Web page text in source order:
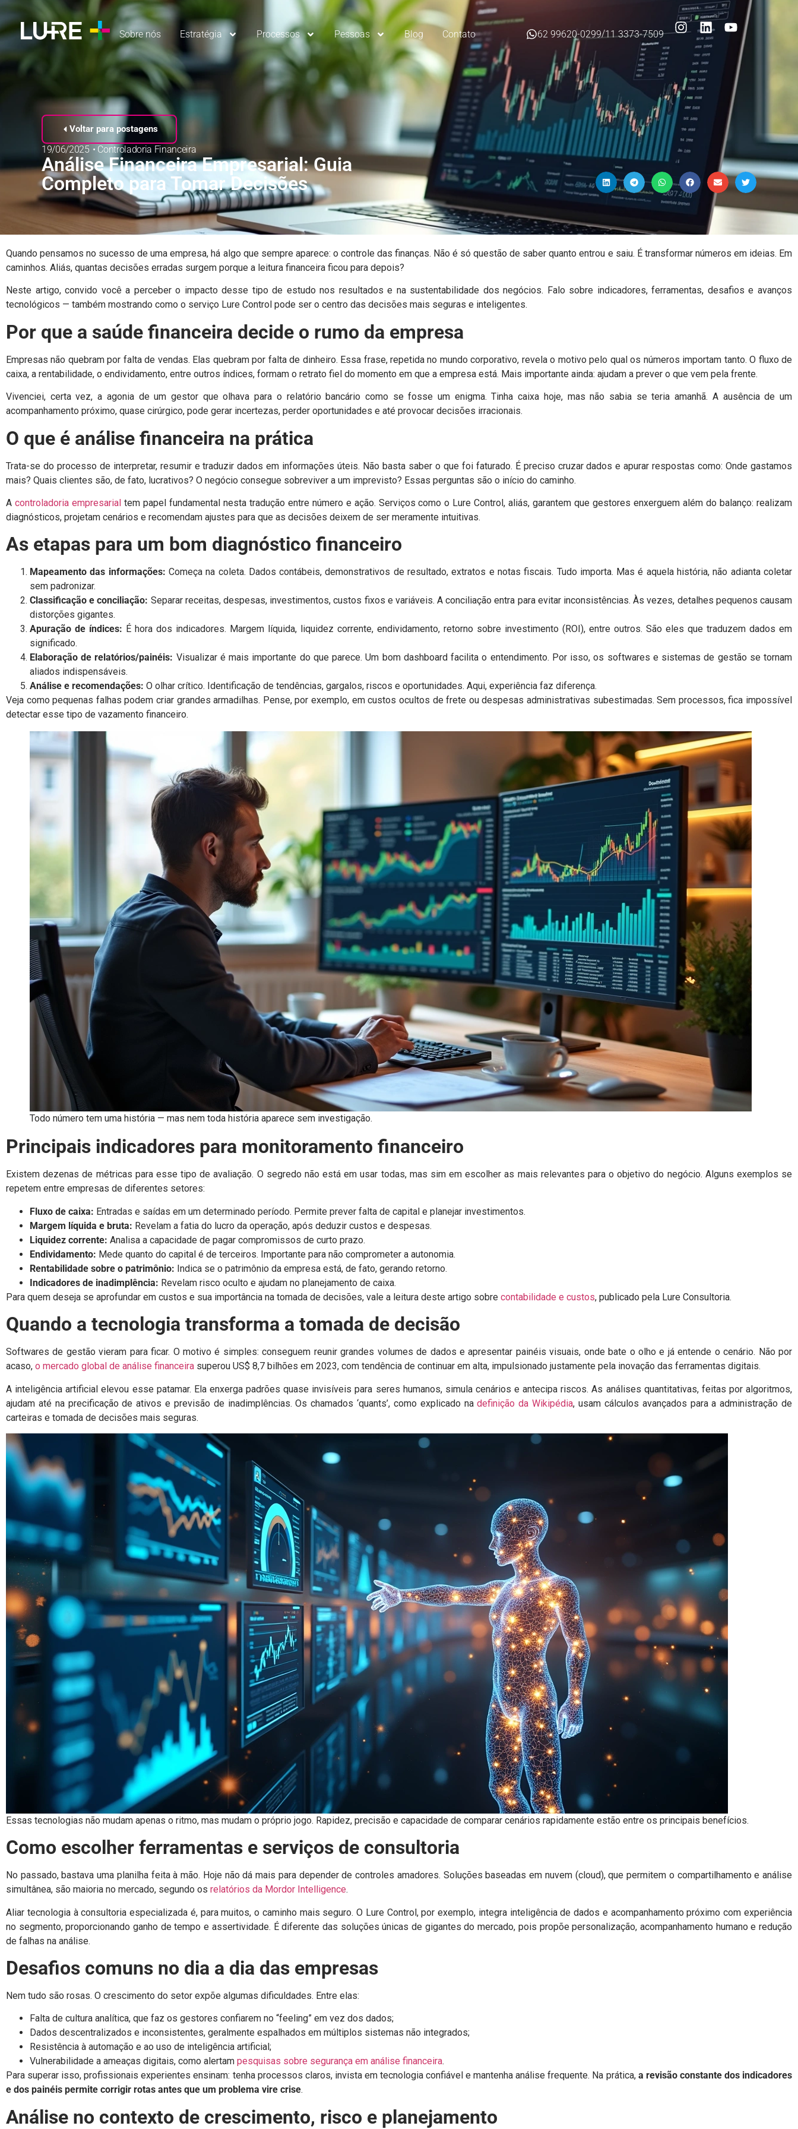
Sobre nós Estratégia Processos Pessoas Blog Contato 62 99620-0299/11 3373-7509
Voltar para postagens
19/06/2025 • Controladoria Financeira
Análise Financeira Empresarial: Guia
Completo para Tomar Decisões
Quando pensamos no sucesso de uma empresa, há algo que sempre aparece: o controle das finanças. Não é só questão de saber quanto entrou e saiu. É transformar números em ideias. Em
caminhos. Aliás, quantas decisões erradas surgem porque a leitura financeira ficou para depois?
Neste artigo, convido você a perceber o impacto desse tipo de estudo nos resultados e na sustentabilidade dos negócios. Falo sobre indicadores, ferramentas, desafios e avanços
tecnológicos — também mostrando como o serviço Lure Control pode ser o centro das decisões mais seguras e inteligentes.
Por que a saúde financeira decide o rumo da empresa
Empresas não quebram por falta de vendas. Elas quebram por falta de dinheiro. Essa frase, repetida no mundo corporativo, revela o motivo pelo qual os números importam tanto. O fluxo de
caixa, a rentabilidade, o endividamento, entre outros índices, formam o retrato fiel do momento em que a empresa está. Mais importante ainda: ajudam a prever o que vem pela frente.
Vivenciei, certa vez, a agonia de um gestor que olhava para o relatório bancário como se fosse um enigma. Tinha caixa hoje, mas não sabia se teria amanhã. A ausência de um
acompanhamento próximo, quase cirúrgico, pode gerar incertezas, perder oportunidades e até provocar decisões irracionais.
O que é análise financeira na prática
Trata-se do processo de interpretar, resumir e traduzir dados em informações úteis. Não basta saber o que foi faturado. É preciso cruzar dados e apurar respostas como: Onde gastamos
mais? Quais clientes são, de fato, lucrativos? O negócio consegue sobreviver a um imprevisto? Essas perguntas são o início do caminho.
A controladoria empresarialtem papel fundamental nesta tradução entre número e ação. Serviços como o Lure Control, aliás, garantem que gestores enxerguem além do balanço: realizam
diagnósticos, projetam cenários e recomendam ajustes para que as decisões deixem de ser meramente intuitivas.
As etapas para um bom diagnóstico financeiro
Mapeamento das informações: Começa na coleta. Dados contábeis, demonstrativos de resultado, extratos e notas fiscais. Tudo importa. Mas é aquela história, não adianta coletar
sem padronizar.
Classificação e conciliação: Separar receitas, despesas, investimentos, custos fixos e variáveis. A conciliação entra para evitar inconsistências. Às vezes, detalhes pequenos causam
distorções gigantes.
Apuração de índices: É hora dos indicadores. Margem líquida, liquidez corrente, endividamento, retorno sobre investimento (ROI), entre outros. São eles que traduzem dados em
significado.
Elaboração de relatórios/painéis: Visualizar é mais importante do que parece. Um bom dashboard facilita o entendimento. Por isso, os softwares e sistemas de gestão se tornam
aliados indispensáveis.
Análise e recomendações: O olhar crítico. Identificação de tendências, gargalos, riscos e oportunidades. Aqui, experiência faz diferença.
Veja como pequenas falhas podem criar grandes armadilhas. Pense, por exemplo, em custos ocultos de frete ou despesas administrativas subestimadas. Sem processos, fica impossível
detectar esse tipo de vazamento financeiro.
Todo número tem uma história — mas nem toda história aparece sem investigação.
Principais indicadores para monitoramento financeiro
Existem dezenas de métricas para esse tipo de avaliação. O segredo não está em usar todas, mas sim em escolher as mais relevantes para o objetivo do negócio. Alguns exemplos se
repetem entre empresas de diferentes setores:
Fluxo de caixa: Entradas e saídas em um determinado período. Permite prever falta de capital e planejar investimentos.
Margem líquida e bruta: Revelam a fatia do lucro da operação, após deduzir custos e despesas.
Liquidez corrente: Analisa a capacidade de pagar compromissos de curto prazo.
Endividamento: Mede quanto do capital é de terceiros. Importante para não comprometer a autonomia.
Rentabilidade sobre o patrimônio: Indica se o patrimônio da empresa está, de fato, gerando retorno.
Indicadores de inadimplência: Revelam risco oculto e ajudam no planejamento de caixa.
Para quem deseja se aprofundar em custos e sua importância na tomada de decisões, vale a leitura deste artigo sobre contabilidade e custos, publicado pela Lure Consultoria.
Quando a tecnologia transforma a tomada de decisão
Softwares de gestão vieram para ficar. O motivo é simples: conseguem reunir grandes volumes de dados e apresentar painéis visuais, onde bate o olho e já entende o cenário. Não por
acaso, o mercado global de análise financeira superou US$ 8,7 bilhões em 2023, com tendência de continuar em alta, impulsionado justamente pela inovação das ferramentas digitais.
A inteligência artificial elevou esse patamar. Ela enxerga padrões quase invisíveis para seres humanos, simula cenários e antecipa riscos. As análises quantitativas, feitas por algoritmos,
ajudam até na precificação de ativos e previsão de inadimplências. Os chamados ‘quants’, como explicado nadefinição da Wikipédia, usam cálculos avançados para a administração de
carteiras e tomada de decisões mais seguras.
Essas tecnologias não mudam apenas o ritmo, mas mudam o próprio jogo. Rapidez, precisão e capacidade de comparar cenários rapidamente estão entre os principais benefícios.
Como escolher ferramentas e serviços de consultoria
No passado, bastava uma planilha feita à mão. Hoje não dá mais para depender de controles amadores. Soluções baseadas em nuvem (cloud), que permitem o compartilhamento e análise
simultânea, são maioria no mercado, segundo os relatórios da Mordor Intelligence.
Aliar tecnologia à consultoria especializada é, para muitos, o caminho mais seguro. O Lure Control, por exemplo, integra inteligência de dados e acompanhamento próximo com experiência
no segmento, proporcionando ganho de tempo e assertividade. É diferente das soluções únicas de gigantes do mercado, pois propõe personalização, acompanhamento humano e redução
de falhas na análise.
Desafios comuns no dia a dia das empresas
Nem tudo são rosas. O crescimento do setor expõe algumas dificuldades. Entre elas:
Falta de cultura analítica, que faz os gestores confiarem no “feeling” em vez dos dados;
Dados descentralizados e inconsistentes, geralmente espalhados em múltiplos sistemas não integrados;
Resistência à automação e ao uso de inteligência artificial;
Vulnerabilidade a ameaças digitais, como alertam pesquisas sobre segurança em análise financeira.
Para superar isso, profissionais experientes ensinam: tenha processos claros, invista em tecnologia confiável e mantenha análise frequente. Na prática, a revisão constante dos indicadores
e dos painéis permite corrigir rotas antes que um problema vire crise.
Análise no contexto de crescimento, risco e planejamento